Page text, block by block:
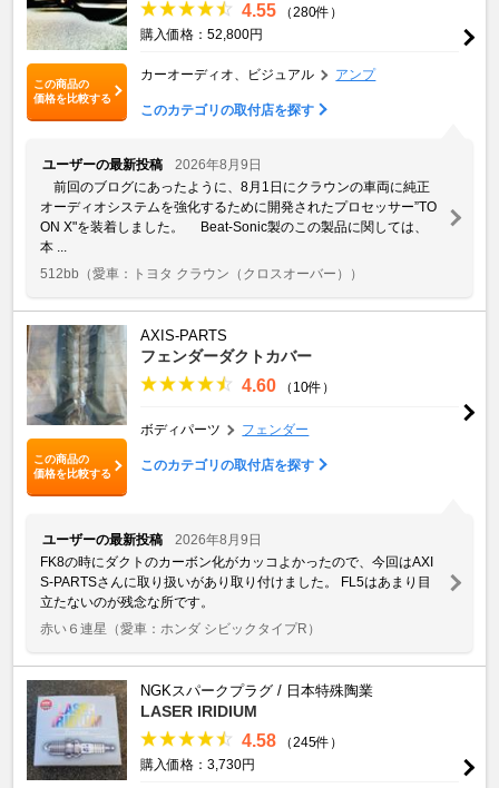
この商品の
価格を比較する
4.55
（280件）
購入価格：52,800円
カーオーディオ、ビジュアル アンプ
このカテゴリの取付店を探す
ユーザーの最新投稿
2026年8月9日
前回のブログにあったように、8月1日にクラウンの車両に純正
オーディオシステムを強化するために開発されたプロセッサー”TO
ON X"を装着しました。 Beat-Sonic製のこの製品に関しては、
本 ...
512bb （愛車：トヨタ クラウン（クロスオーバー））
この商品の
価格を比較する
AXIS-PARTS
フェンダーダクトカバー
4.60 （10件）
ボディパーツ フェンダー
このカテゴリの取付店を探す
ユーザーの最新投稿
2026年8月9日
FK8の時にダクトのカーボン化がカッコよかったので、今回はAXI
S-PARTSさんに取り扱いがあり取り付けました。 FL5はあまり目
立たないのが残念な所です。
赤い６連星 （愛車：ホンダ シビックタイプR）
NGKスパークプラグ / 日本特殊陶業
LASER IRIDIUM
4.58
（245件）
購入価格：3,730円